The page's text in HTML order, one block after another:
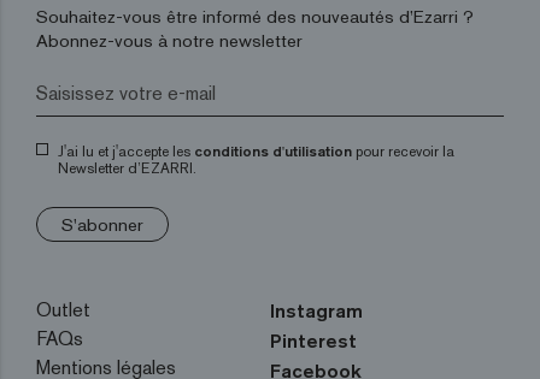
Souhaitez-vous être informé des nouveautés d’Ezarri ?
Abonnez-vous à notre newsletter
J'ai lu et j'accepte les conditions d'utilisation pour recevoir la
Newsletter d’EZARRI.
S'abonner
Outlet
FAQs
Mentions légales
Instagram
Pinterest
Facebook